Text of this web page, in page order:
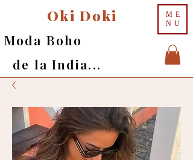
ME
NU
Oki Doki
Moda Boho
de la India...